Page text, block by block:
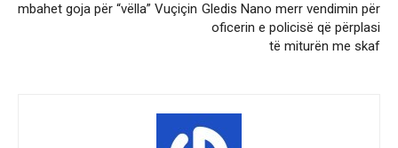
mbahet goja për “vëlla” Vuçiçin Gledis Nano merr vendimin për
oficerin e policisë që përplasi
të miturën me skaf